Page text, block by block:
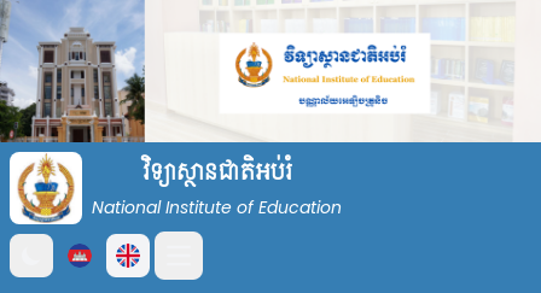
វិទ្យាស្ថានជាតិអប់រំ
National Institute of Education
Open main menu